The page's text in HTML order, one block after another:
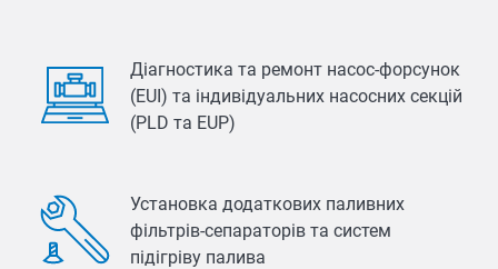
Діагностика та ремонт насос-форсунок
(EUI) та індивідуальних насосних секцій
(PLD та EUP)
Установка додаткових паливних
фільтрів-сепараторів та систем
підігріву палива